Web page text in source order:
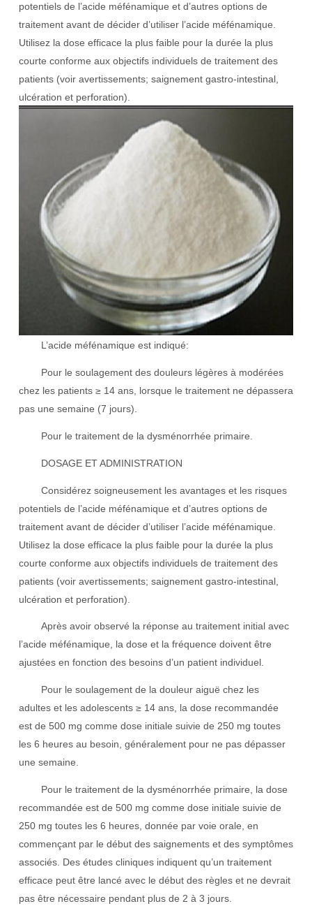
potentiels de l’acide méfénamique et d’autres options de
traitement avant de décider d’utiliser l’acide méfénamique.
Utilisez la dose efficace la plus faible pour la durée la plus
courte conforme aux objectifs individuels de traitement des
patients (voir avertissements; saignement gastro-intestinal,
ulcération et perforation).
L’acide méfénamique est indiqué:
Pour le soulagement des douleurs légères à modérées
chez les patients ≥ 14 ans, lorsque le traitement ne dépassera
pas une semaine (7 jours).
Pour le traitement de la dysménorrhée primaire.
DOSAGE ET ADMINISTRATION
Considérez soigneusement les avantages et les risques
potentiels de l’acide méfénamique et d’autres options de
traitement avant de décider d’utiliser l’acide méfénamique.
Utilisez la dose efficace la plus faible pour la durée la plus
courte conforme aux objectifs individuels de traitement des
patients (voir avertissements; saignement gastro-intestinal,
ulcération et perforation).
Après avoir observé la réponse au traitement initial avec
l’acide méfénamique, la dose et la fréquence doivent être
ajustées en fonction des besoins d’un patient individuel.
Pour le soulagement de la douleur aiguë chez les
adultes et les adolescents ≥ 14 ans, la dose recommandée
est de 500 mg comme dose initiale suivie de 250 mg toutes
les 6 heures au besoin, généralement pour ne pas dépasser
une semaine.
Pour le traitement de la dysménorrhée primaire, la dose
recommandée est de 500 mg comme dose initiale suivie de
250 mg toutes les 6 heures, donnée par voie orale, en
commençant par le début des saignements et des symptômes
associés. Des études cliniques indiquent qu’un traitement
efficace peut être lancé avec le début des règles et ne devrait
pas être nécessaire pendant plus de 2 à 3 jours.